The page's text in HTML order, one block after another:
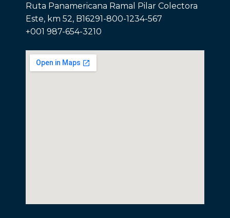
Ruta Panamericana Ramal Pilar Colectora
Este, km 52, B16291-800-1234-567
+001 987-654-3210